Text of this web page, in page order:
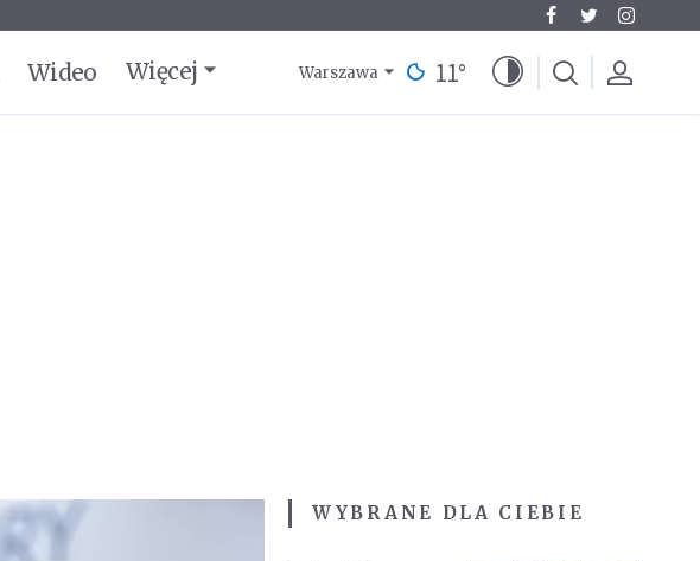
Wideo Więcej Warszawa 11°
WYBRANE DLA CIEBIE